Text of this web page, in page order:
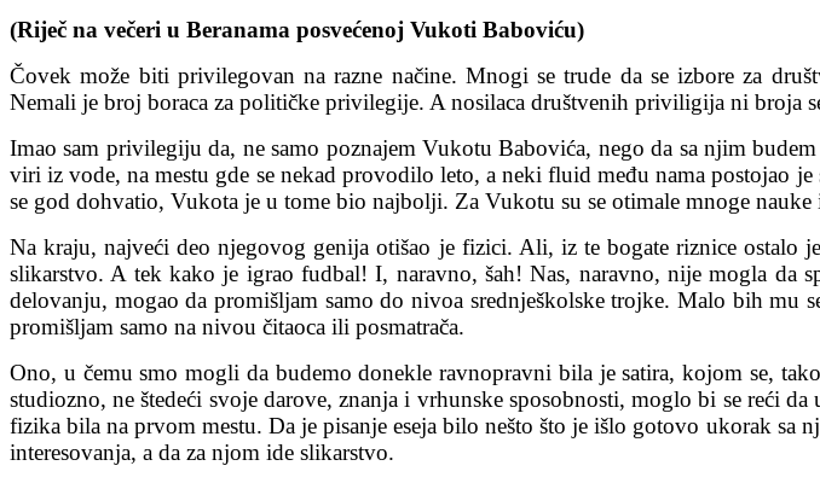
(Riječ na večeri u Beranama posvećenoj Vukoti Baboviću)
Čovek može biti privilegovan na razne načine. Mnogi se trude da se izbore za
Nemali je broj boraca za političke privilegije. A nosilaca društvenih priviligija ni broja
Imao sam privilegiju da, ne samo poznajem Vukotu Babovića, nego da sa njim
viri iz vode, na mestu gde se nekad provodilo leto, a neki fluid među nama postojao
se god dohvatio, Vukota je u tome bio najbolji. Za Vukotu su se otimale mnoge nauke
Na kraju, najveći deo njegovog genija otišao je fizici. Ali, iz te bogate riznice ostalo
slikarstvo. A tek kako je igrao fudbal! I, naravno, šah! Nas, naravno, nije mogla da
delovanju, mogao da promišljam samo do nivoa srednješkolske trojke. Malo bih
promišljam samo na nivou čitaoca ili posmatrača.
Ono, u čemu smo mogli da budemo donekle ravnopravni bila je satira, kojom se,
studiozno, ne štedeći svoje darove, znanja i vrhunske sposobnosti, moglo bi se reći
fizika bila na prvom mestu. Da je pisanje eseja bilo nešto što je išlo gotovo ukorak
interesovanja, a da za njom ide slikarstvo.